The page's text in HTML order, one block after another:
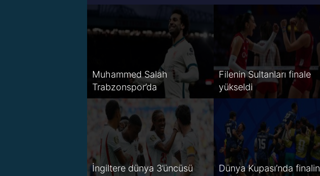
Muhammed Salah
Trabzonspor’da
Filenin Sultanları finale
yükseldi
İngiltere dünya 3’üncüsü
Dünya Kupası’nda finalin